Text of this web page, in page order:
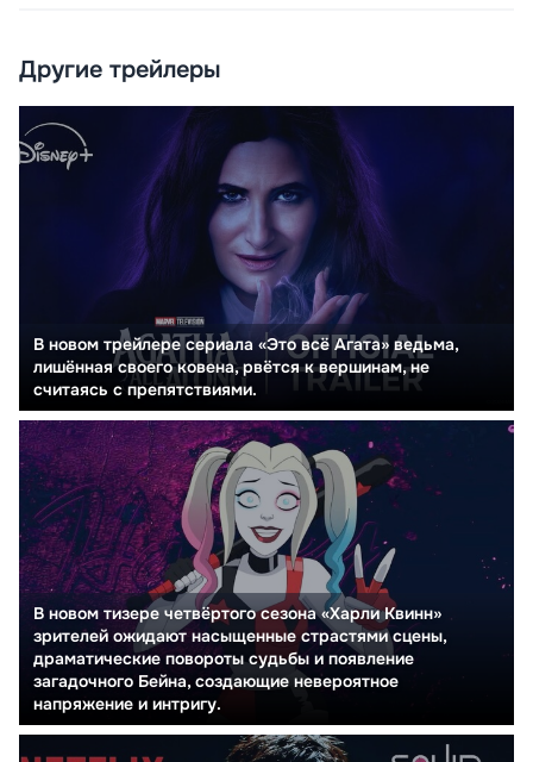
Другие трейлеры
В новом трейлере сериала «Это всё Агата» ведьма,
лишённая своего ковена, рвётся к вершинам, не
считаясь с препятствиями.
В новом тизере четвёртого сезона «Харли Квинн»
зрителей ожидают насыщенные страстями сцены,
драматические повороты судьбы и появление
загадочного Бейна, создающие невероятное
напряжение и интригу.